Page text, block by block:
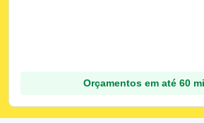
Orçamentos em até 60